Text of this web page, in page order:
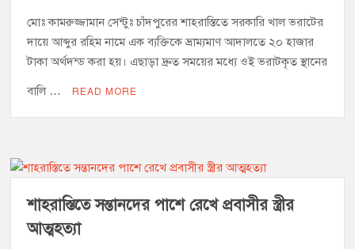
মোঃ কামরুজ্জামান সেন্টুঃ চাঁদপুরের শাহরাস্তিতে সরকারি খাল ভরাটের
দায়ে আব্দুর রহিম নামে এক ব্যক্তিকে ভ্রাম্যমাণ আদালতে ২০ হাজার
টাকা অর্থদন্ড করা হয়। এছাড়া দ্রুত সময়ের মধ্যে ওই ভরাটকৃত স্থানের
বালি … READ MORE
শাহরাস্তিতে সন্তানদের পাশে রেখে প্রবাসীর স্ত্রীর
আত্মহত্যা